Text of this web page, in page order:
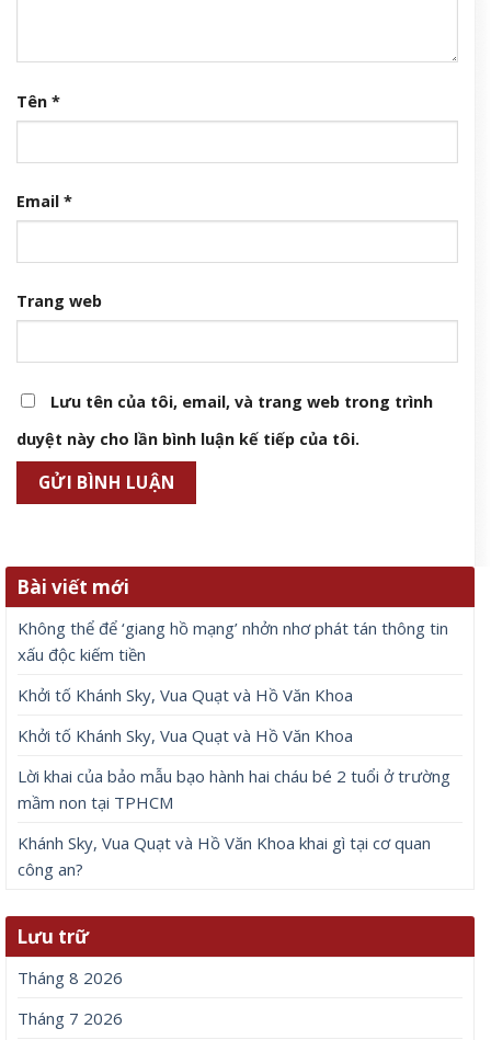
Tên *
Email *
Trang web
Lưu tên của tôi, email, và trang web trong trình
duyệt này cho lần bình luận kế tiếp của tôi.
Bài viết mới
Không thể để ‘giang hồ mạng’ nhởn nhơ phát tán thông tin
xấu độc kiếm tiền
Khởi tố Khánh Sky, Vua Quạt và Hồ Văn Khoa
Khởi tố Khánh Sky, Vua Quạt và Hồ Văn Khoa
Lời khai của bảo mẫu bạo hành hai cháu bé 2 tuổi ở trường
mầm non tại TPHCM
Khánh Sky, Vua Quạt và Hồ Văn Khoa khai gì tại cơ quan
công an?
Lưu trữ
Tháng 8 2026
Tháng 7 2026